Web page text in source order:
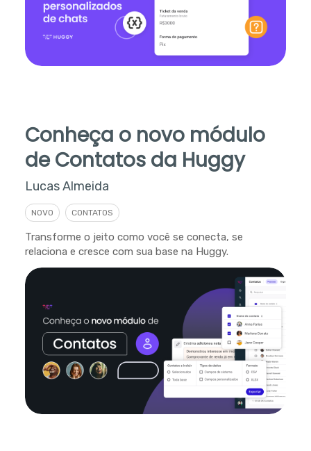
Conheça o novo módulo
de Contatos da Huggy
Lucas Almeida
NOVO CONTATOS
Transforme o jeito como você se conecta, se
relaciona e cresce com sua base na Huggy.